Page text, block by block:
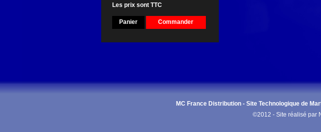
Les prix sont TTC
Panier Commander
MC France Distribution - Site Technologique de
©2012 - Site réalisé par